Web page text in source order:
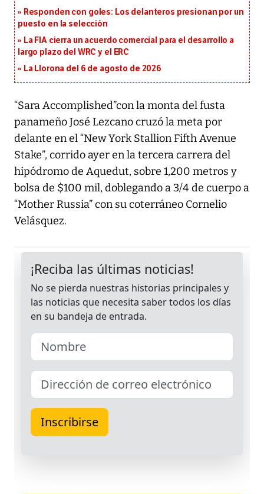
Responden con goles: Los delanteros presionan por un
puesto en la selección
La FIA cierra un acuerdo comercial para el desarrollo a
largo plazo del WRC y el ERC
La Llorona del 6 de agosto de 2026
“Sara Accomplished”con la monta del fusta
panameño José Lezcano cruzó la meta por
delante en el “New York Stallion Fifth Avenue
Stake”, corrido ayer en la tercera carrera del
hipódromo de Aquedut, sobre 1,200 metros y
bolsa de $100 mil, doblegando a 3/4 de cuerpo a
“Mother Russia” con su coterráneo Cornelio
Velásquez.